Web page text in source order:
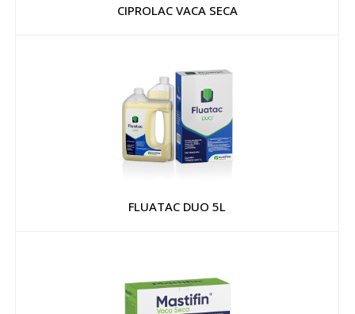
CIPROLAC VACA SECA
FLUATAC DUO 5L